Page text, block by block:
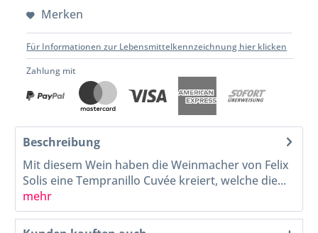
Merken
Für Informationen zur Lebensmittelkennzeichnung hier klicken
Zahlung mit
Beschreibung
Mit diesem Wein haben die Weinmacher von Felix
Solis eine Tempranillo Cuvée kreiert, welche die...
mehr